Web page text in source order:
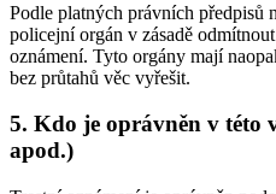
Podle platných právních předpisů
policejní orgán v zásadě
oznámení. Tyto orgány mají
bez průtahů věc vyřešit.
5. Kdo je oprávněn v této
apod.)